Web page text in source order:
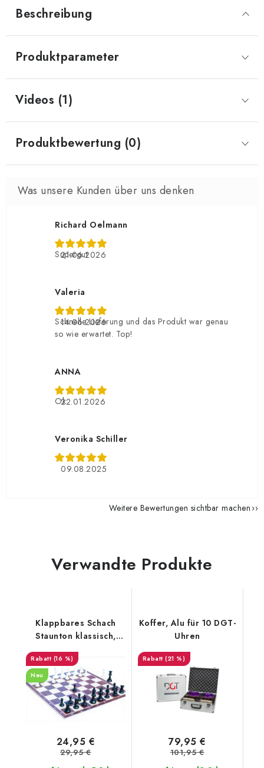
Beschreibung
Produktparameter
Videos (1)
Produktbewertung (0)
Richard Oelmann
21.06.2026
Supergut
Valeria
14.06.2026
Schnelle Lieferung und das Produkt war genau
so wie erwartet. Top!
ANNA
22.01.2026
Ok
Veronika Schiller
09.08.2025
Weitere Bewertungen sichtbar machen
Verwandte Produkte
Klappbares Schach
Staunton klassisch,
groß
(16 %)
Neu
24,95 €
29,95 €
Koffer, Alu für 10 DGT-
Uhren
(21 %)
79,95 €
101,95 €